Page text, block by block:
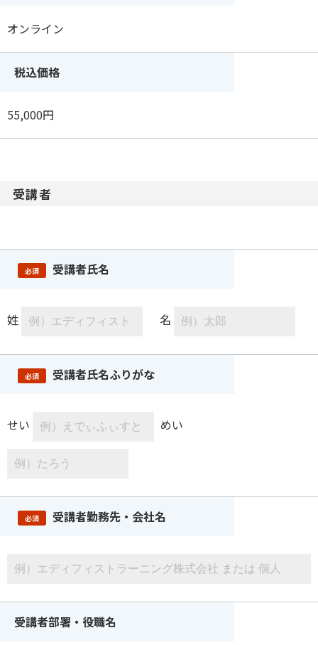
オンライン
税込価格
55,000円
受講者
必須 受講者氏名
姓 名
必須 受講者氏名ふりがな
せい めい
必須 受講者勤務先・会社名
受講者部署・役職名